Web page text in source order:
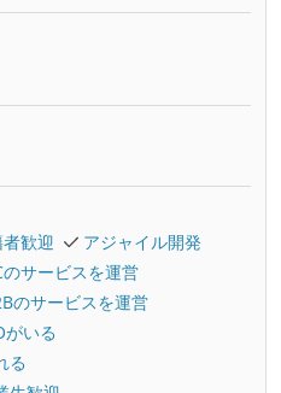
歓迎
アジャイル開発
のサービスを運営
のサービスを運営
がいる
る